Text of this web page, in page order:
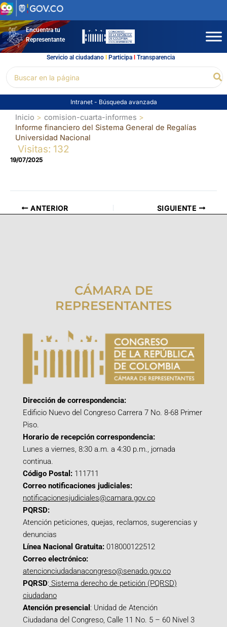
Ir
al
contenidoEncuentra tu
Representante
Servicio al ciudadano l Participal Transparencia
por:
Intranet - Búsqueda avanzada
Inicio
comision-cuarta-informes
Informe financiero del Sistema General de Regalías
Universidad Nacional
Visitas: 132
19/07/2025
ANTERIOR SIGUIENTE
CÁMARA DE
REPRESENTANTES
Dirección de correspondencia:
Edificio Nuevo del Congreso Carrera 7 No. 8-68 Primer
Piso.
Horario de recepción correspondencia:
Lunes a viernes, 8:30 a.m. a 4:30 p.m., jornada
continua.
Código Postal: 111711
Correo notificaciones judiciales:
notificacionesjudiciales@camara.gov.co
PQRSD:
Atención peticiones, quejas, reclamos, sugerencias y
denuncias
Línea Nacional Gratuita: 018000122512
Correo electrónico:
atencionciudadanacongreso@senado.gov.co
PQRSD: Sistema derecho de petición (PQRSD)
ciudadano
Atención presencial : Unidad de Atención
Ciudadana del Congreso, Calle 11 No. 5 – 60 Nivel 3